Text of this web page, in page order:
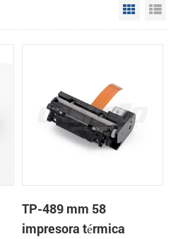
Grid
TP-489 mm 58
impresora térmica